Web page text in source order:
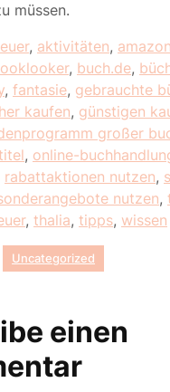
müssen.
, aktivitäten, amazon
, buch.de,
, fantasie, gebrauchte
kaufen, günstigen
großer
, online-
rabattaktionen nutzen,
nutzen,
, thalia, tipps, wissen
Uncategorized
einen